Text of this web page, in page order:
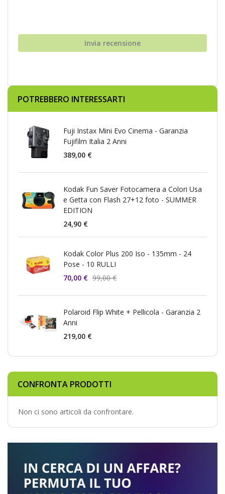
Invia recensione
POTREBBERO INTERESSARTI
Fuji Instax Mini Evo Cinema - Garanzia
Fujifilm Italia 2 Anni
389,00 €
Kodak Fun Saver Fotocamera a Colori Usa
e Getta con Flash 27+12 foto - SUMMER
EDITION
24,90 €
Kodak Color Plus 200 Iso - 135mm - 24
Pose - 10 RULLI
70,00 € 99,00 €
Polaroid Flip White + Pellicola - Garanzia 2
Anni
219,00 €
CONFRONTA PRODOTTI
Non ci sono articoli da confrontare.